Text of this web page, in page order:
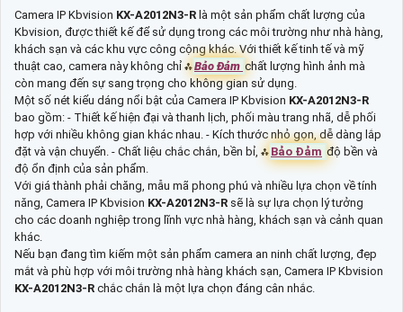
Camera IP Kbvision KX-A2012N3-R là một sản phẩm chất lượng của
Kbvision, được thiết kế để sử dụng trong các môi trường như nhà hàng,
khách sạn và các khu vực công cộng khác. Với thiết kế tinh tế và mỹ
thuật cao, camera này không chỉ ⁂Bảo Đảm chất lượng hình ảnh mà
còn mang đến sự sang trọng cho không gian sử dụng.
Một số nét kiểu dáng nổi bật của Camera IP Kbvision KX-A2012N3-R
bao gồm: - Thiết kế hiện đại và thanh lịch, phối màu trang nhã, dễ phối
hợp với nhiều không gian khác nhau. - Kích thước nhỏ gọn, dễ dàng lắp
đặt và vận chuyển. - Chất liệu chắc chắn, bền bỉ, ⁂ Bảo Đảm độ bền và
độ ổn định của sản phẩm.
Với giá thành phải chăng, mẫu mã phong phú và nhiều lựa chọn về tính
năng, Camera IP Kbvision KX-A2012N3-R sẽ là sự lựa chọn lý tưởng
cho các doanh nghiệp trong lĩnh vực nhà hàng, khách sạn và cảnh quan
khác.
Nếu bạn đang tìm kiếm một sản phẩm camera an ninh chất lượng, đẹp
mắt và phù hợp với môi trường nhà hàng khách sạn, Camera IP Kbvision
KX-A2012N3-R chắc chắn là một lựa chọn đáng cân nhắc.